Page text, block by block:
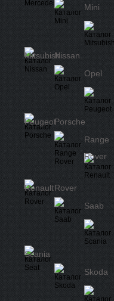
Mini
MitsubishiNissan
Opel
PeugeotPorsche
Range
Rover
RenaultRover
Saab
Scania
Skoda